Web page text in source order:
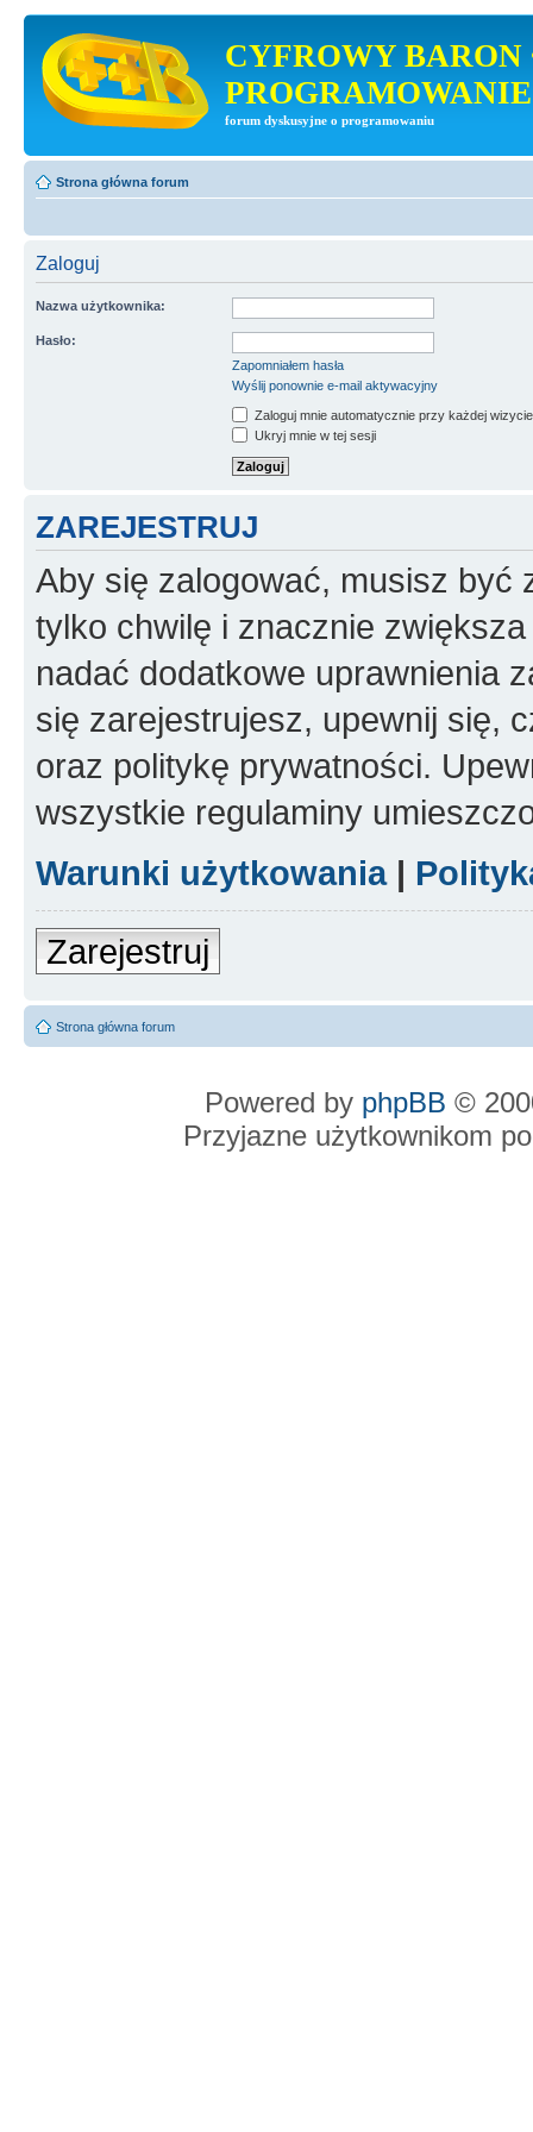
CYFROWY BARON
PROGRAMOWANIE
forum dyskusyjne o programowaniu
Strona główna forum
Zaloguj
Nazwa użytkownika:
Hasło:
Zapomniałem hasła
Wyślij ponownie e-mail aktywacyjny
Zaloguj mnie automatycznie przy każdej wizycie
Ukryj mnie w tej sesji
ZAREJESTRUJ
Aby się zalogować, musisz być
tylko chwilę i znacznie
nadać dodatkowe uprawnienia
się zarejestrujesz, upewnij się,
oraz politykę prywatności.
wszystkie regulaminy
Warunki użytkowania|
Zarejestruj
Strona główna forum
Powered by phpBB ©
Przyjazne użytkownikom